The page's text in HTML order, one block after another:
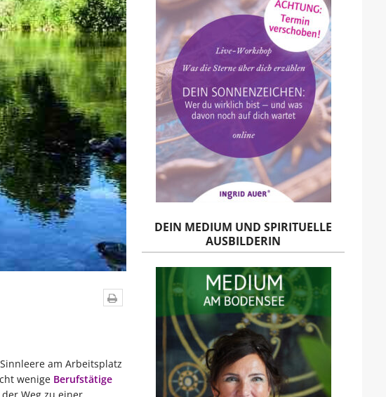
am Arbeitsplatz
wenige Berufstätige
DEIN MEDIUM UND SPIRITUELLE
AUSBILDERIN